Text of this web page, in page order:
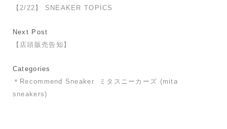
【2/22】 SNEAKER TOPICS
Next Post
【店頭販売告知】
Categories
＊Recommend Sneaker
ミタスニーカーズ (mita
sneakers)